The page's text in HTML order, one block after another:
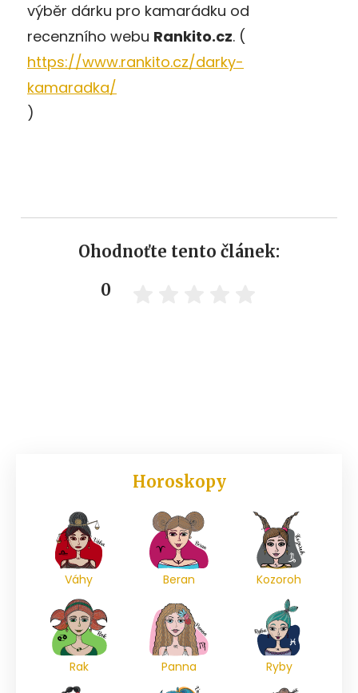
výběr dárku pro kamarádku od
recenzního webu Rankito.cz​. (
https://www.rankito.cz/darky-
kamaradka/
)
Ohodnoťte tento článek:
0
Horoskopy
Váhy Beran Kozoroh
Rak Panna Ryby